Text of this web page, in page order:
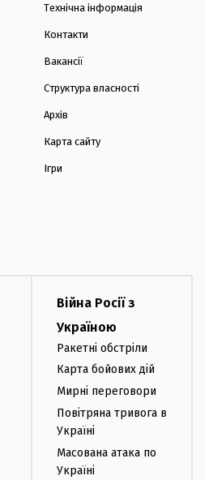
Технічна інформація
Контакти
Вакансії
Структура власності
Архів
Карта сайту
Ігри
Війна Росії з
Україною
Ракетні обстріли
Карта бойових дій
Мирні переговори
Повітряна тривога в
Україні
Масована атака по
Україні